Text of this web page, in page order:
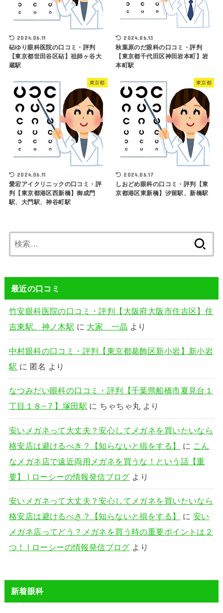
2024.06.11
砧ゆり眼科医院の口コミ・評判
【東京都世田谷区砧】祖師ヶ谷大
蔵駅
2024.06.13
秋葉原のだ眼科の口コミ・評判
【東京都千代田区神田岩本町】岩
本町駅
東京都
2024.06.11
愛宕アイクリニックの口コミ・評
判【東京都港区西新橋】御成門
駅、大門駅、神谷町駅
東京都
2024.06.17
しおどめ眼科の口コミ・評判【東
京都港区東新橋】汐留駅、新橋駅
索:
最近の口コミ
竹安眼科医院の口コミ・評判【大阪府大阪市住吉区】住
吉東駅、神ノ木駅 に 大家 一晶 より
中村眼科の口コミ・評判【東京都葛飾区新小岩】新小岩
駅 に 匿名 より
なつみだい眼科の口コミ・評判【千葉県船橋市夏見台１
丁目１８−７】塚田駅 に ちゃちゃ丸 より
安いメガネって大丈夫？安心してメガネを買いたいなら
格安店は避けるべき？【知らないと損をする】
に こん
なメガネ店で遠近両用メガネを買うな！という話【重
要】 | ローシーの情報発信ブログ より
安いメガネって大丈夫？安心してメガネを買いたいなら
格安店は避けるべき？【知らないと損をする】
に 安い
メガネ店ってどう？メガネを買う時の重要ポイントは２
つ！ | ローシーの情報発信ブログ より
新着眼科